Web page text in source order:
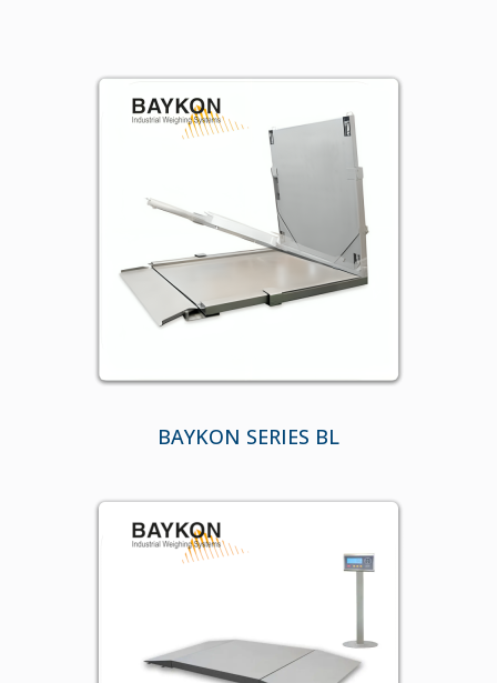
BAYKON SERIES BL